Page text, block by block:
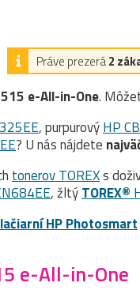
Práve prezerá2
e-All-in-One.
, purpurovýHP
? U nás nájdete
tonerov TOREXs
, žltýTOREX®
HP Photosmart
e-All-in-One